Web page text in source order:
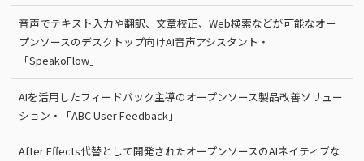
音声でテキスト入力や翻訳、文章校正、Web検索などが可能なオー
プンソースのデスクトップ向けAI音声アシスタント・
「SpeakoFlow」
AIを活用したフィードバック主導のオープンソース製品改善ソリュー
ション・「ABC User Feedback」
After Effects代替として開発されたオープンソースのAIネイティブな